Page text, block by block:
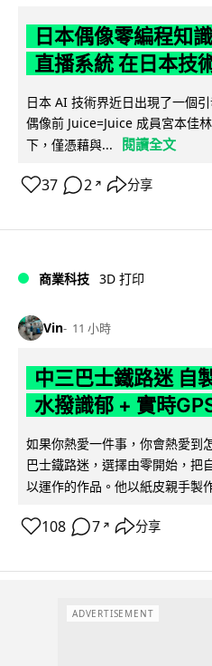
日本偶像零編程知
直播系統 在日本技
日本 AI 技術界近日出現了一個
偶像前 Juice=Juice 成員宮本佳
下，僅憑藉與...
閱讀全文
37 2 ↗ 分享
商業科技 3D 打印
Vin 11 小時
中三巴士鐵路迷 自
水撥識郁 + 實時
如果你熱愛一件事，你會熱愛到
巴士鐵路迷，選擇由零開始，把
以運作的作品。他以紙皮親手製
108 7 ↗ 分享
ADVERTISEMENT